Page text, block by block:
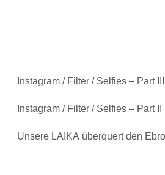
Instagram / Filter / Selfies – Part III
Instagram / Filter / Selfies – Part II
Unsere LAIKA überquert den Ebro